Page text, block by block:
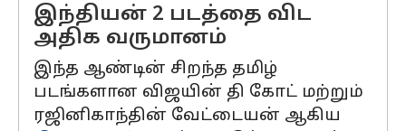
இந்தியன் 2 படத்தை விட
அதிக வருமானம்
இந்த ஆண்டின் சிறந்த தமிழ்
படங்களான விஜயின் தி கோட் மற்றும்
ரஜினிகாந்தின் வேட்டையன் ஆகிய